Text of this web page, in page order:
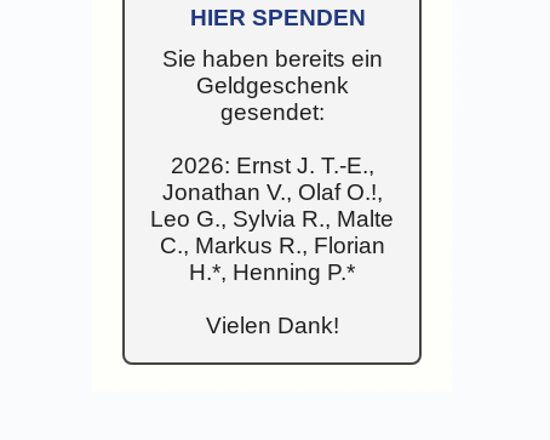
HIER SPENDEN
Sie haben bereits ein
Geldgeschenk
gesendet:
2026: Ernst J. T.-E.,
Jonathan V., Olaf O.!,
Leo G., Sylvia R., Malte
C., Markus R., Florian
H.*, Henning P.*
Vielen Dank!